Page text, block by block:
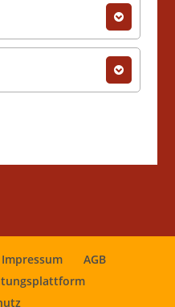
Impressum
AGB